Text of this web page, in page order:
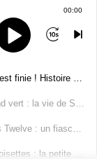
votre pare-